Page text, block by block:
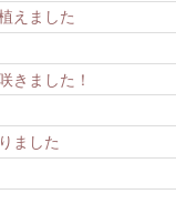
えました
きました！
ました